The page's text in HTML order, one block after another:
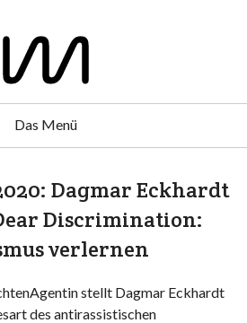
Das Menü
Dagmar Eckhardt
Discrimination:
verlernen
stellt Dagmar Eckhardt
des antirassistischen